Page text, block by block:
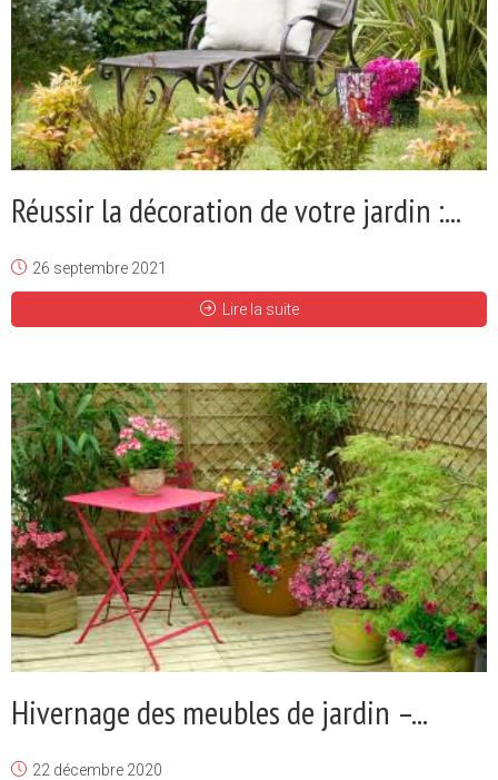
Réussir la décoration de votre jardin :...
26 septembre 2021
Lire la suite
Hivernage des meubles de jardin –...
22 décembre 2020